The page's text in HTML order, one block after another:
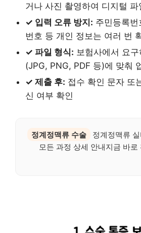
거나 사진 촬영하여 디지털 파
✓ 입력 오류 방지: 주민등록
번호 등 개인 정보는 여러 번
✓ 파일 형식: 보험사에서 요
(JPG, PNG, PDF 등)에 맞춰
✓ 제출 후: 접수 확인 문자 또
신 여부 확인
정계정맥류 수술
정계정맥류
모든 과정 상세 안내지금 바로